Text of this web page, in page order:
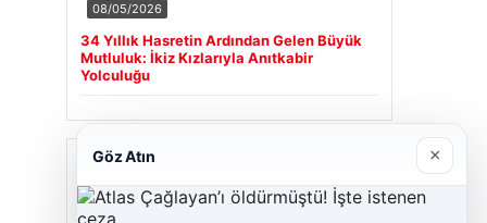
08/05/2026
34 Yıllık Hasretin Ardından Gelen Büyük
Mutluluk: İkiz Kızlarıyla Anıtkabir
Yolculuğu
Son Eklenen Firmalar
Cengiz Sigorta
Göz Atın ×